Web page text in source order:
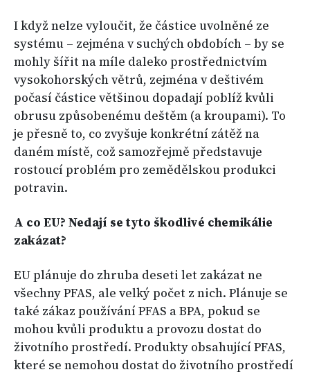
I když nelze vyloučit, že částice uvolněné ze
systému – zejména v suchých obdobích – by se
mohly šířit na míle daleko prostřednictvím
vysokohorských větrů, zejména v deštivém
počasí částice většinou dopadají poblíž kvůli
obrusu způsobenému deštěm (a kroupami). To
je přesně to, co zvyšuje konkrétní zátěž na
daném místě, což samozřejmě představuje
rostoucí problém pro zemědělskou produkci
potravin.
A co EU? Nedají se tyto škodlivé chemikálie
zakázat?
EU plánuje do zhruba deseti let zakázat ne
všechny PFAS, ale velký počet z nich. Plánuje se
také zákaz používání PFAS a BPA, pokud se
mohou kvůli produktu a provozu dostat do
životního prostředí. Produkty obsahující PFAS,
které se nemohou dostat do životního prostředí